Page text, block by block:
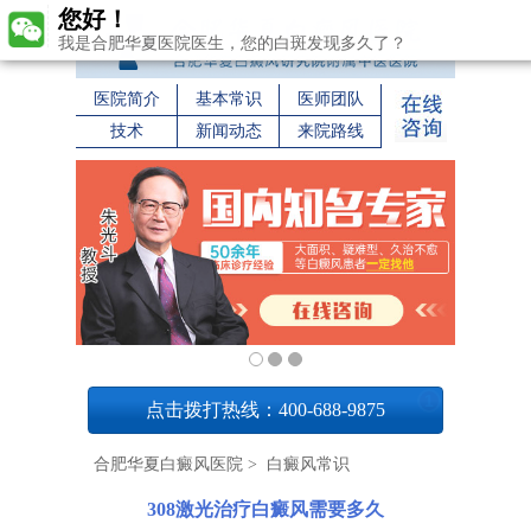
医院简介 基本常识
医师团队
技术
新闻动态 来院路线
点击拨打热线：400-688-9875
合肥华夏白癜风医院 > 白癜风常识
308激光治疗白癜风需要多久
您好！
我是合肥华夏医院医生，您的白斑发现多久了？